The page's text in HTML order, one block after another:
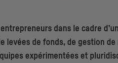
dans le cadre
levées de fonds, de gestion
expérimentées et